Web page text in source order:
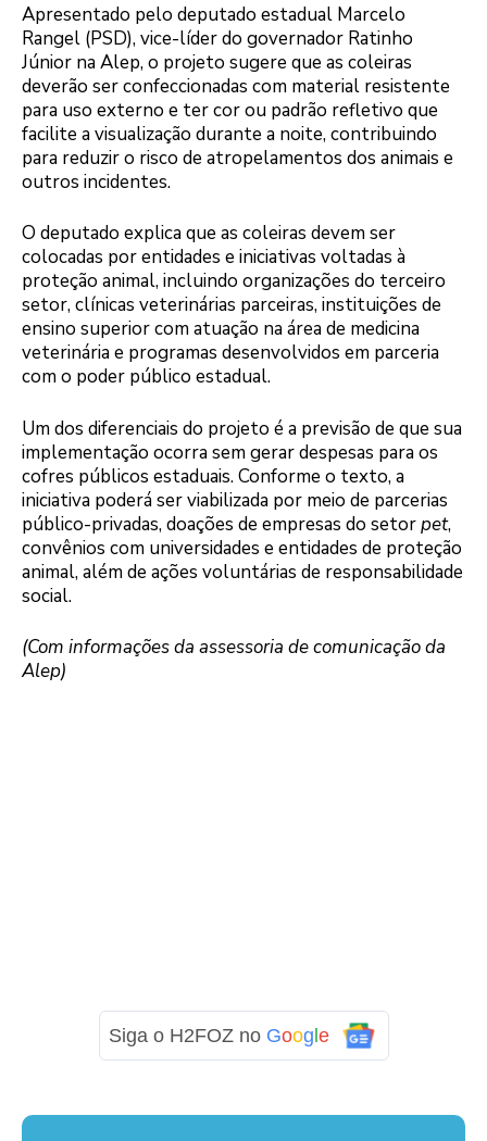
Apresentado pelo deputado estadual Marcelo
Rangel (PSD), vice-líder do governador Ratinho
Júnior na Alep, o projeto sugere que as coleiras
deverão ser confeccionadas com material resistente
para uso externo e ter cor ou padrão refletivo que
facilite a visualização durante a noite, contribuindo
para reduzir o risco de atropelamentos dos animais e
outros incidentes.
O deputado explica que as coleiras devem ser
colocadas por entidades e iniciativas voltadas à
proteção animal, incluindo organizações do terceiro
setor, clínicas veterinárias parceiras, instituições de
ensino superior com atuação na área de medicina
veterinária e programas desenvolvidos em parceria
com o poder público estadual.
Um dos diferenciais do projeto é a previsão de que sua
implementação ocorra sem gerar despesas para os
cofres públicos estaduais. Conforme o texto, a
iniciativa poderá ser viabilizada por meio de parcerias
público-privadas, doações de empresas do setorpet,
convênios com universidades e entidades de proteção
animal, além de ações voluntárias de responsabilidade
social.
(Com informações da assessoria de comunicação da
Alep)
Siga o H2FOZ no Goog e